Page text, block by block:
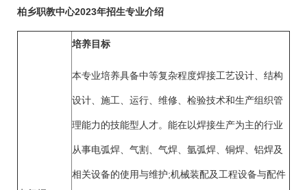
柏乡职教中心2023年招生专业介绍
培养目标
本专业培养具备中等复杂程度焊接工艺设计、结构
设计、施工、运行、维修、检验技术和生产组织管
理能力的技能型人才。能在以焊接生产为主的行业
从事电弧焊、气割、气焊、氩弧焊、铜焊、铝焊及
相关设备的使用与维护;机械装配及工程设备与配件